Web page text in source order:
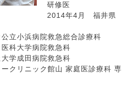
研修医
2014年4月 福井県
立小浜病院救急総合診療科
科大学病院救急科
学成田病院救急科
クリニック館山 家庭医診療科 専